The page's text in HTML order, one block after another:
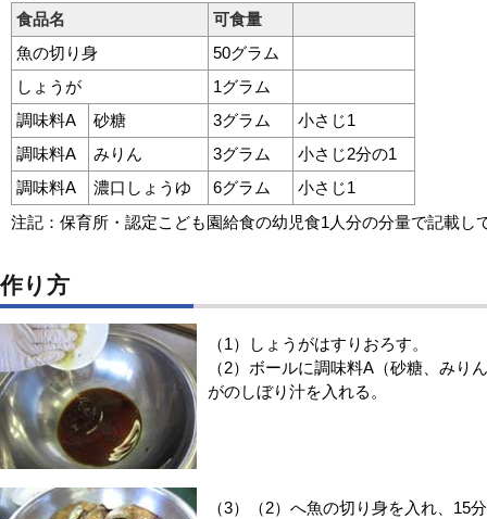
食品名
可食量
魚の切り身
50グラム
しょうが
1グラム
調味料A
砂糖 3グラム
小さじ1
調味料A
みりん 3グラム
小さじ2分の1
調味料A
濃口しょうゆ 6グラム
小さじ1
注記：保育所・認定こども園給食の幼児食1人分の分量で記載し
作り方
（1）しょうがはすりおろす。
（2）ボールに調味料A（砂糖、みり
がのしぼり汁を入れる。
（3）（2）へ魚の切り身を入れ、15